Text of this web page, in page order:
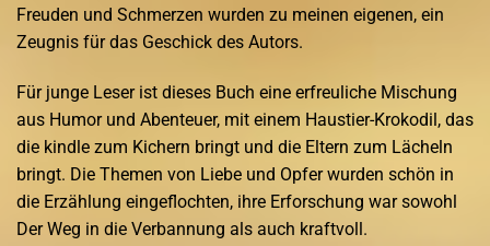
Freuden und Schmerzen wurden zu meinen eigenen, ein
Zeugnis für das Geschick des Autors.
Für junge Leser ist dieses Buch eine erfreuliche Mischung
aus Humor und Abenteuer, mit einem Haustier-Krokodil, das
die kindle zum Kichern bringt und die Eltern zum Lächeln
bringt. Die Themen von Liebe und Opfer wurden schön in
die Erzählung eingeflochten, ihre Erforschung war sowohl
Der Weg in die Verbannung als auch kraftvoll.